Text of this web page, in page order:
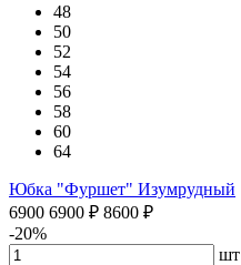
48
50
52
54
56
58
60
64
Юбка "Фуршет" Изумрудный
6900 6900 ₽ 8600 ₽
-20%
шт